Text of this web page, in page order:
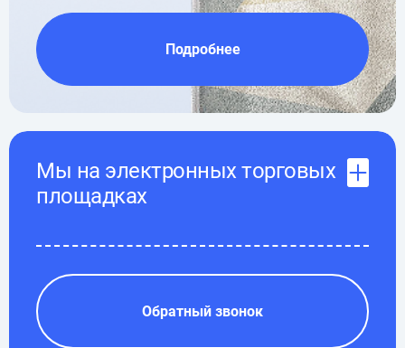
Подробнее
Мы на электронных торговых
площадках
Обратный звонок